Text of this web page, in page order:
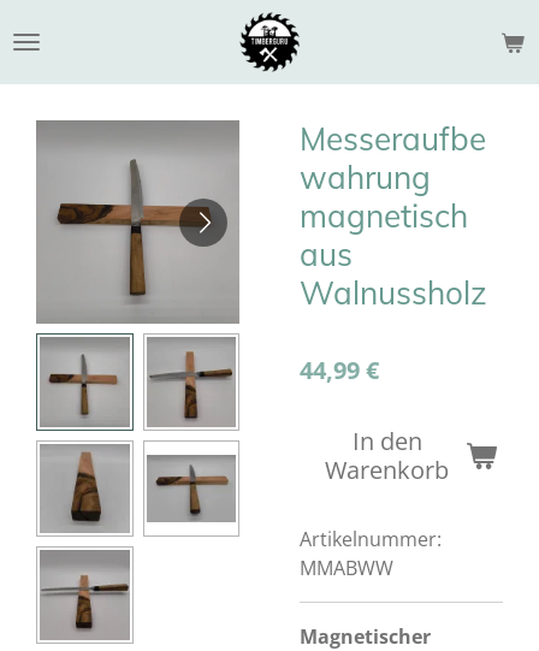
Hauptinhalt
springen
Messeraufbe
wahrung
magnetisch
aus
Walnussholz
44,99 €
In den
Warenkorb
Artikelnummer:
MMABWW
Magnetischer